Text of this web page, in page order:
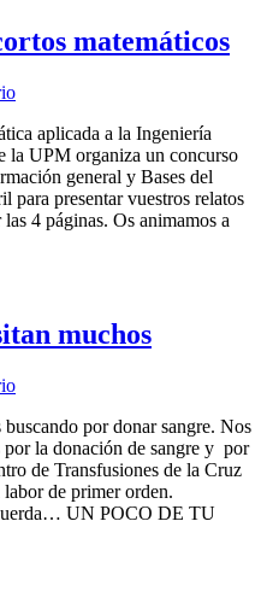
matemáticos
aplicada a la Ingeniería
la UPM organiza un concurso
general y Bases del
para presentar vuestros relatos
4 páginas. Os animamos a
muchos
por donar sangre. Nos
por la donación de sangre y por
de Transfusiones de la Cruz
de primer orden.
UN POCO DE TU